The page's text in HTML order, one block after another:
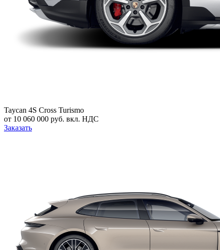
Taycan 4S Cross Turismo
от 10 060 000 руб. вкл. НДС
Заказать